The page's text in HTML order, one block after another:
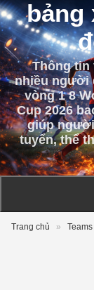
bảng
Thông tin
nhiều người
vòng 1 8
Cup 2026
giúp
tuyển, thể
Trang chủ » Teams